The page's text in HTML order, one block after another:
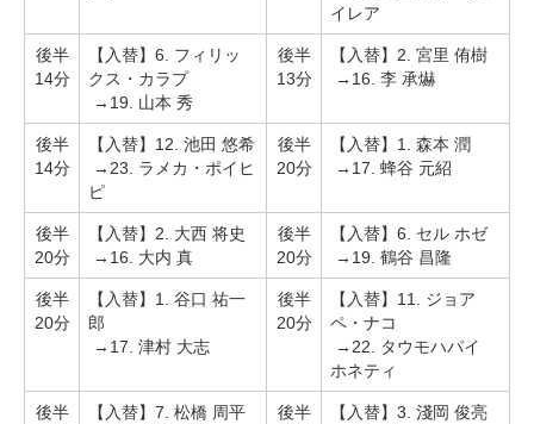
イレア
後半
14分
【入替】6. フィリッ
クス・カラプ
→19. 山本 秀
後半
13分
【入替】2. 宮里 侑樹
→16. 李 承爀
後半
14分
【入替】12. 池田 悠希
→23. ラメカ・ポイヒ
ピ
後半
20分
【入替】1. 森本 潤
→17. 蜂谷 元紹
後半
20分
【入替】2. 大西 将史
→16. 大内 真
後半
20分
【入替】6. セル ホゼ
→19. 鶴谷 昌隆
後半
20分
【入替】1. 谷口 祐一
郎
→17. 津村 大志
後半
20分
【入替】11. ジョア
ペ・ナコ
→22. タウモハパイ
ホネティ
後半
【入替】7. 松橋 周平
後半
【入替】3. 淺岡 俊亮